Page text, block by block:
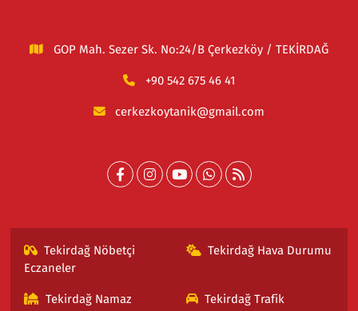
GOP Mah. Sezer Sk. No:24/B Çerkezköy / TEKİRDAĞ
+90 542 675 46 41
cerkezkoytanik@gmail.com
Tekirdağ Nöbetçi
Eczaneler
Tekirdağ Hava Durumu
Tekirdağ Namaz
Tekirdağ Trafik